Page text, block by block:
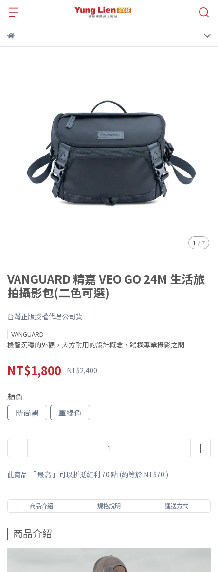
1 / 7
VANGUARD 精嘉 VEO GO 24M 生活旅
拍攝影包(二色可選)
台灣正版授權代理公司貨
VANGUARD
機智沉穩的外觀，大方耐用的設計概念，蹤橫專業攝影之間
NT$1,800 NT$2,400
顏色
時尚黑
軍綠色
此商品 「 最高 」可以折抵紅利 70 點 (約等於 NT$70 )
商品介紹 規格說明 運送方式
商品介紹